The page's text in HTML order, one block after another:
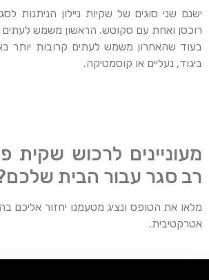
ישנם שני סוגים של שקיות ניילון הניתנות
רוכסן ואחת עם סקוטש. הראשון משמש לעתים
בעוד שהאחרון משמש לעתים קרובות יותר
ביגוד, נעליים או קוסמטיקה.
מעוניינים לרכוש שקית
רב סגר עבור הבית
מלאו את הטופס ונציג מטעמנו יחזור
אטרקטיבית.